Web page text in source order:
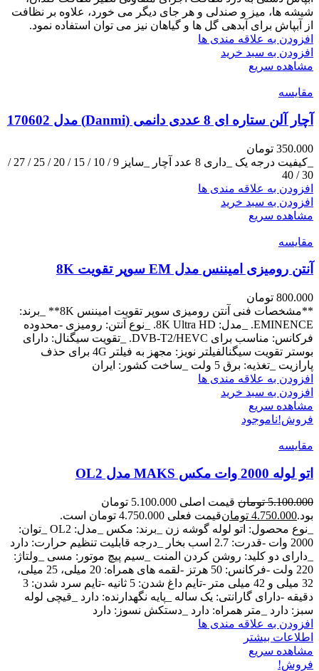
شیشه ها، میز و صندلی و هر جای دیگر می خورد، علاوه بر نظافت
از آبپاش برای آبدهی گل ها و گیاهان نیز می توان استفاده نمود.
افزودن به علاقه مندی ها
افزودن به سبد خرید
مشاهده سریع
مقایسه
آچار آلن ستاره‌ ای 8 عددی دانمی (Danmi) مدل 170602
350.000 تومان
_کیفیت درجه یک _داری 8 عدد آچار _سایز 9 / 10 / 15 / 20 / 25 / 27 /
30 / 40
افزودن به علاقه مندی ها
افزودن به سبد خرید
مشاهده سریع
مقایسه
آنتن رومیزی امیننس مدل EM سوپر تقویت 8K
800.000 تومان
**مشخصات فنی آنتن رومیزی سوپر تقویت امیننس 8K** _برند:
EMINENCE. _مدل: 8K Ultra HD. _نوع آنتن: رومیزی -محدوده
فرکانس: مناسب برای DVB-T2/HEVC. _تقویت سیگنال: دارای
بوستر تقویت سیگنالفیلتر نویز: مجهز به فیلتر 4G برای حذف
پارازیت _تغذیه: برق 5 ولت _ساخت کشور: ایران
افزودن به علاقه مندی ها
افزودن به سبد خرید
مشاهده سریع
فروش!ناموجود
مقایسه
اتو لوله 2000 وات مکس MAKS مدل OL2
5.100.000 تومان
قیمت اصلی 5.100.000 تومان
بود.4.750.000 تومانقیمت فعلی 4.750.000 تومان است.
_نوع محصول: اتو لوله گوشه زن _برند: مکس _مدل: OL2 _توان:
2000 وات -قدرت: 2.7 اسب بخار _درجه قابلیت تنظیم حرارت: دارد
_دارای دو کلید: روشن کردن المنت _سیم پیچ موتور: مسی _ولتاژ:
220 ولت -فرکانس: 50 هرتز -لقمه های همراه: 20 میلی، 25 میلی،
32 میلی و 42 میلی متر -تایم داغ شدن: 5 ثانیه -تایم سرد شدن: 3
دقیقه -دارای گارانتی: یک ساله _پایه نگهدارنده: دارد _قیچی لوله
سبز: دارد _متر همراه: دارد _دستکش نسوز: دارد
افزودن به علاقه مندی ها
اطلاعات بیشتر
مشاهده سریع
فروش!